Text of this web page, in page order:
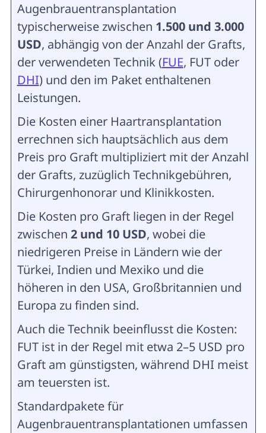
Augenbrauentransplantation
typischerweise zwischen 1.500 und 3.000
USD, abhängig von der Anzahl der Grafts,
der verwendeten Technik (FUE, FUT oder
DHI) und den im Paket enthaltenen
Leistungen.
Die Kosten einer Haartransplantation
errechnen sich hauptsächlich aus dem
Preis pro Graft multipliziert mit der Anzahl
der Grafts, zuzüglich Technikgebühren,
Chirurgenhonorar und Klinikkosten.
Die Kosten pro Graft liegen in der Regel
zwischen 2 und 10 USD, wobei die
niedrigeren Preise in Ländern wie der
Türkei, Indien und Mexiko und die
höheren in den USA, Großbritannien und
Europa zu finden sind.
Auch die Technik beeinflusst die Kosten:
FUT ist in der Regel mit etwa 2–5 USD pro
Graft am günstigsten, während DHI meist
am teuersten ist.
Standardpakete für
Augenbrauentransplantationen umfassen